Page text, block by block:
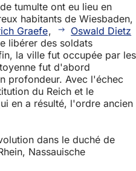
tumulte ont eu lieu en
habitants de Wiesbaden,
Graefe,
Oswald Dietz
libérer des soldats
la ville fut occupée par les
fut d'abord
profondeur. Avec l'échec
du Reich et le
en a résulté, l'ordre ancien
dans le duché de
Nassauische